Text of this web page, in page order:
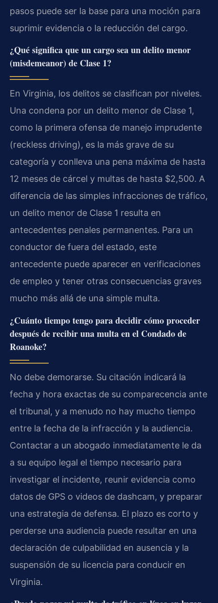
pasos puede ser la base para una moción para
suprimir evidencia o la reducción del cargo.
¿Qué significa que un cargo sea un delito menor
(misdemeanor) de Clase 1?
En Virginia, los delitos se clasifican por niveles.
Una condena por un delito menor de Clase 1,
como la primera ofensa de manejo imprudente
(reckless driving), es la más grave de su
categoría y conlleva una pena máxima de hasta
12 meses de cárcel y multas de hasta $2,500. A
diferencia de las simples infracciones de tráfico,
un delito menor de Clase 1 resulta en
antecedentes penales permanentes. Para un
conductor de fuera del estado, este
antecedente puede aparecer en verificaciones
de empleo y tener otras consecuencias graves
mucho más allá de una simple multa.
¿Cuánto tiempo tengo para decidir cómo proceder
después de recibir una multa en el Condado de
Roanoke?
No debe demorarse. Su citación indicará la
fecha y hora exactas de su comparecencia ante
el tribunal, y a menudo no hay mucho tiempo
entre la fecha de la infracción y la audiencia.
Contactar a un abogado inmediatamente le da
a su equipo legal el tiempo necesario para
investigar el incidente, reunir evidencia como
datos de GPS o videos de dashcam, y preparar
una estrategia de defensa. El plazo es corto y
perderse una audiencia puede resultar en una
declaración de culpabilidad en ausencia y la
suspensión de su licencia para conducir en
Virginia.